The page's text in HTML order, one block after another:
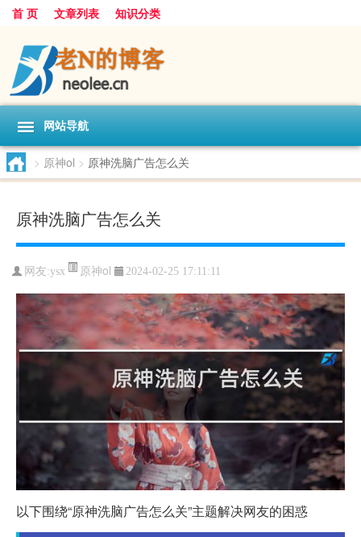
首 页 文章列表 知识分类
网站导航
> 原神ol > 原神洗脑广告怎么关
原神洗脑广告怎么关
网友:ysx 原神ol 2024-02-25 17:11:11
以下围绕“原神洗脑广告怎么关”主题解决网友的困惑